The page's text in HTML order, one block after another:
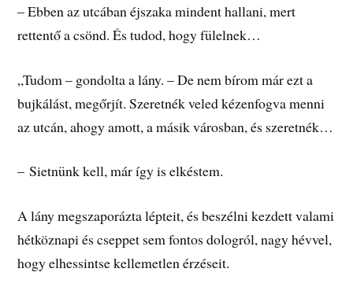
– Ebben az utcában éjszaka mindent hallani, mert
rettentő a csönd. És tudod, hogy fülelnek…
„Tudom – gondolta a lány. – De nem bírom már ezt a
bujkálást, megőrjít. Szeretnék veled kézenfogva menni
az utcán, ahogy amott, a másik városban, és szeretnék…
– Sietnünk kell, már így is elkéstem.
A lány megszaporázta lépteit, és beszélni kezdett valami
hétköznapi és cseppet sem fontos dologról, nagy hévvel,
hogy elhessintse kellemetlen érzéseit.